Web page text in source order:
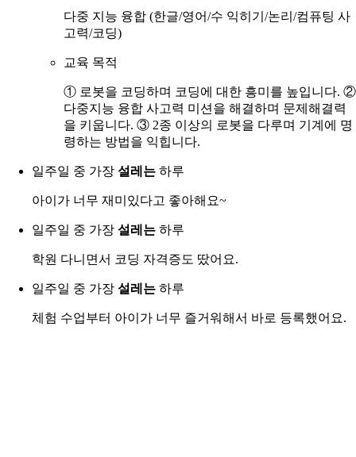
다중 지능 융합 (한글/영어/수 익히기/논리/컴퓨팅 사
고력/코딩)
교육 목적
① 로봇을 코딩하며 코딩에 대한 흥미를 높입니다. ②
다중지능 융합 사고력 미션을 해결하며 문제해결력
을 키웁니다. ③ 2종 이상의 로봇을 다루며 기계에 명
령하는 방법을 익힙니다.
일주일 중 가장 설레는 하루
아이가 너무 재미있다고 좋아해요~
일주일 중 가장 설레는 하루
학원 다니면서 코딩 자격증도 땄어요.
일주일 중 가장 설레는 하루
체험 수업부터 아이가 너무 즐거워해서 바로 등록했어요.